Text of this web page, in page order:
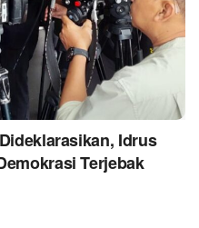
Idrus
Terjebak